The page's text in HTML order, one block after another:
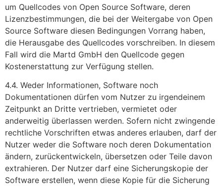
um Quellcodes von Open Source Software, deren
Lizenzbestimmungen, die bei der Weitergabe von Open
Source Software diesen Bedingungen Vorrang haben,
die Herausgabe des Quellcodes vorschreiben. In diesem
Fall wird die Martd GmbH den Quellcode gegen
Kostenerstattung zur Verfügung stellen.
4.4. Weder Informationen, Software noch
Dokumentationen dürfen vom Nutzer zu irgendeinem
Zeitpunkt an Dritte vertrieben, vermietet oder
anderweitig überlassen werden. Sofern nicht zwingende
rechtliche Vorschriften etwas anderes erlauben, darf der
Nutzer weder die Software noch deren Dokumentation
ändern, zurückentwickeln, übersetzen oder Teile davon
extrahieren. Der Nutzer darf eine Sicherungskopie der
Software erstellen, wenn diese Kopie für die Sicherung